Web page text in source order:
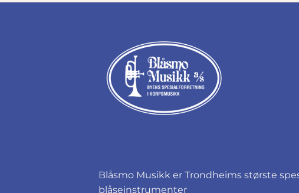
Blåsmo Musikk er Trondheims største
blåseinstrumenter